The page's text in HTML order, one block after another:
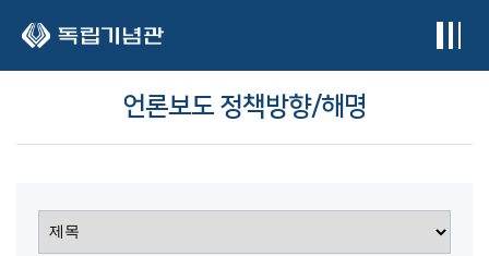
언론보도 정책방향/해명